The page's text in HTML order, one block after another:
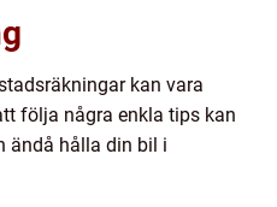
kan vara
följa några enkla tips kan
ändå hålla din bil i